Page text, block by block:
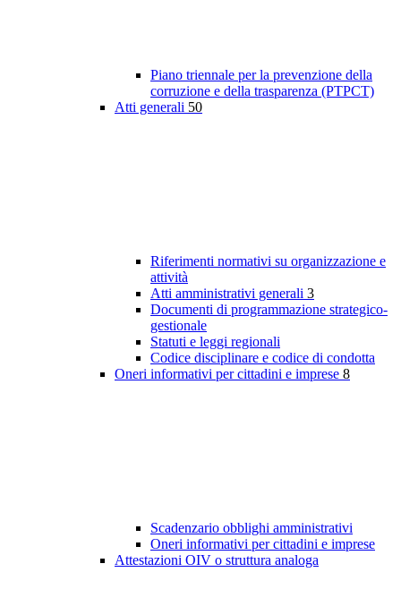
Piano triennale per la prevenzione della
corruzione e della trasparenza (PTPCT)
Atti generali 50
Riferimenti normativi su organizzazione e
attività
Atti amministrativi generali 3
Documenti di programmazione strategico-
gestionale
Statuti e leggi regionali
Codice disciplinare e codice di condotta
Oneri informativi per cittadini e imprese 8
Scadenzario obblighi amministrativi
Oneri informativi per cittadini e imprese
Attestazioni OIV o struttura analoga